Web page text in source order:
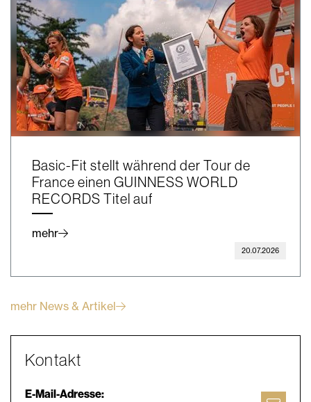
Basic-Fit stellt während der Tour de
France einen GUINNESS WORLD
RECORDS Titel auf
mehr
20.07.2026
mehr News & Artikel
Kontakt
E-Mail-Adresse: